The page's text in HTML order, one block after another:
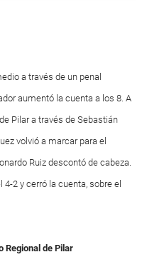
a través de un penal
aumentó la cuenta a los 8. A
Pilar a través de Sebastián
volvió a marcar para el
Ruiz descontó de cabeza.
2 y cerró la cuenta, sobre el
Regional de Pilar